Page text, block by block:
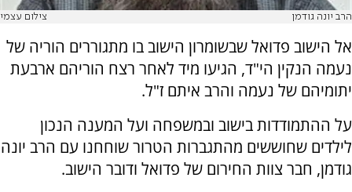
הרב יונה גודמן צילום עצמי
אל הישוב פדואל שבשומרון הישוב בו מתגוררים הוריה של
נעמה הנקין הי"ד, הגיעו מיד לאחר רצח הוריהם ארבעת
יתומיהם של נעמה והרב איתם ז"ל.
על ההתמודדות בישוב ובמשפחה ועל המענה הנכון
לילדים שחוששים מהתגברות הטרור שוחחנו עם הרב יונה
גודמן, חבר צוות החירום של פדואל ודובר הישוב.